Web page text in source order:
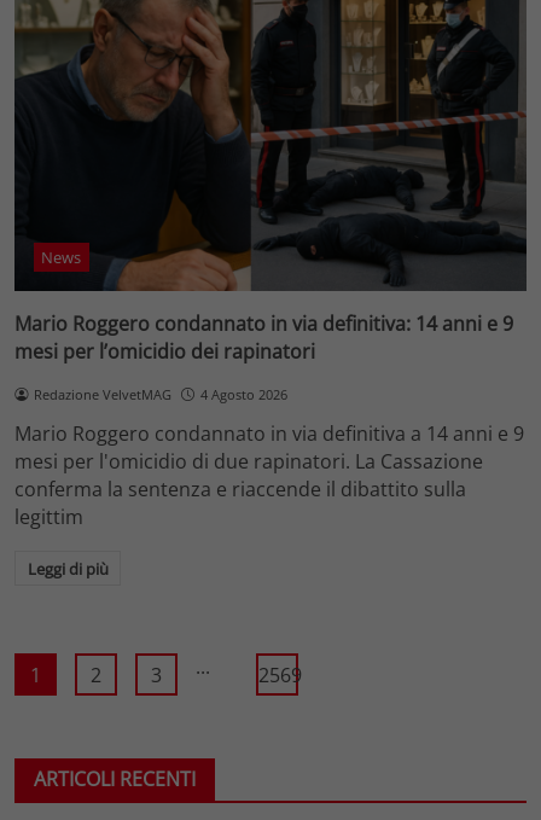
News
Mario Roggero condannato in via definitiva: 14 anni e 9
mesi per l’omicidio dei rapinatori
Redazione VelvetMAG 4 Agosto 2026
Mario Roggero condannato in via definitiva a 14 anni e 9
mesi per l'omicidio di due rapinatori. La Cassazione
conferma la sentenza e riaccende il dibattito sulla
legittim
Leggi di più
1 2 3 ... 2569
ARTICOLI RECENTI